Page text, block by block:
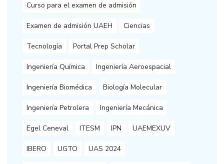
Curso para el examen de admisión
Examen de admisión UAEH Ciencias
Tecnología Portal Prep Scholar
Ingeniería Química Ingeniería Aeroespacial
Ingeniería Biomédica Biología Molecular
Ingeniería Petrolera Ingeniería Mecánica
Egel Ceneval ITESM IPN UAEMEXUV
IBERO UGTO UAS 2024